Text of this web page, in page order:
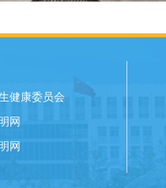
健康委员会
网
网